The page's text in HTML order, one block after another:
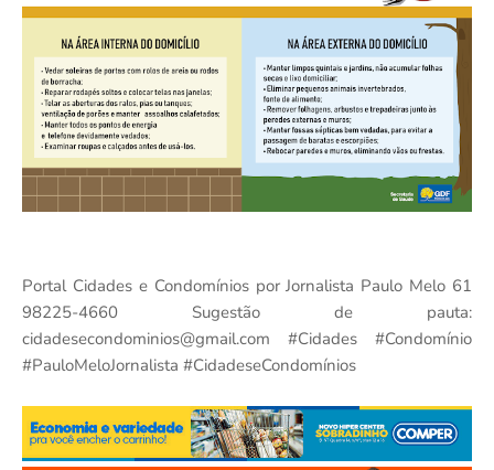
Portal Cidades e Condomínios por Jornalista Paulo Melo 61
98225-4660 Sugestão de pauta:
cidadesecondominios@gmail.com #Cidades #Condomínio
#PauloMeloJornalista #CidadeseCondomínios